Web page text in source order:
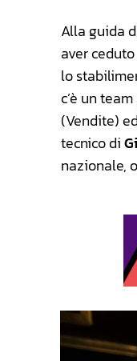
Alla guida
aver
lo
c’è un
(Vendite)
tecnico di
nazionale,